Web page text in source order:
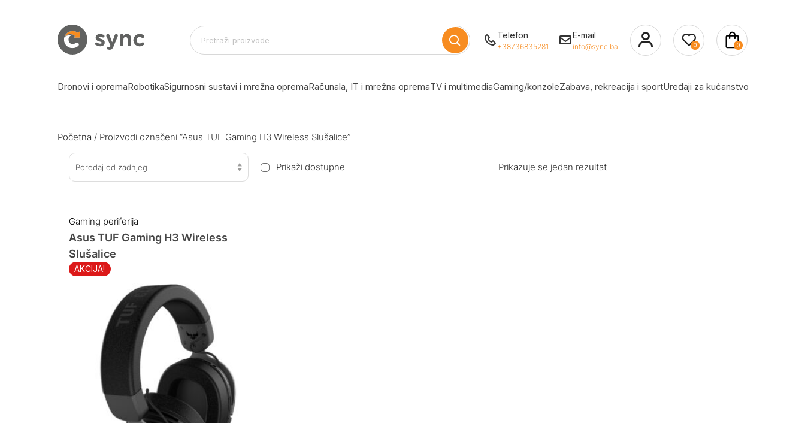
Telefon
+38736835281
E-mail
info@sync.ba 0 0
Dronovi i opremaRobotikaSigurnosni sustavi i mrežna opremaRačunala, IT i mrežna opremaTV i multimediaGaming/konzoleZabava, rekreacija i sportUređaji za kućanstvo
Početna / Proizvodi označeni “Asus TUF Gaming H3 Wireless Slušalice”
Poredaj od zadnjeg Prikaži dostupne Prikazuje se jedan rezultat
Gaming periferija
AKCIJA!
Asus TUF Gaming H3 Wireless
Slušalice